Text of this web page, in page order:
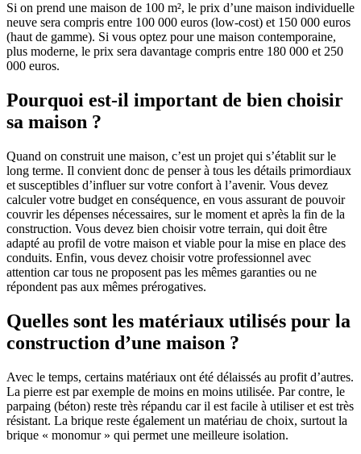
Si on prend une maison de 100 m², le prix d’une maison individuelle
neuve sera compris entre 100 000 euros (low-cost) et 150 000 euros
(haut de gamme). Si vous optez pour une maison contemporaine,
plus moderne, le prix sera davantage compris entre 180 000 et 250
000 euros.
Pourquoi est-il important de bien choisir
sa maison ?
Quand on construit une maison, c’est un projet qui s’établit sur le
long terme. Il convient donc de penser à tous les détails primordiaux
et susceptibles d’influer sur votre confort à l’avenir. Vous devez
calculer votre budget en conséquence, en vous assurant de pouvoir
couvrir les dépenses nécessaires, sur le moment et après la fin de la
construction. Vous devez bien choisir votre terrain, qui doit être
adapté au profil de votre maison et viable pour la mise en place des
conduits. Enfin, vous devez choisir votre professionnel avec
attention car tous ne proposent pas les mêmes garanties ou ne
répondent pas aux mêmes prérogatives.
Quelles sont les matériaux utilisés pour la
construction d’une maison ?
Avec le temps, certains matériaux ont été délaissés au profit d’autres.
La pierre est par exemple de moins en moins utilisée. Par contre, le
parpaing (béton) reste très répandu car il est facile à utiliser et est très
résistant. La brique reste également un matériau de choix, surtout la
brique « monomur » qui permet une meilleure isolation.